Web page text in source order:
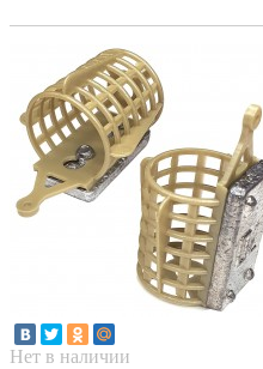
Нет в наличии